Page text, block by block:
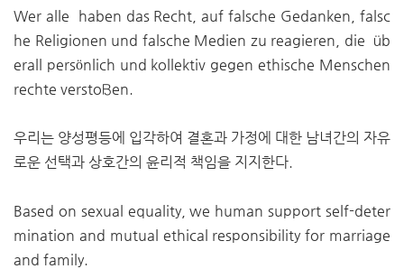
Wer alle haben das Recht, auf falsche Gedanken, falsc
he Religionen und falsche Medien zu reagieren, die üb
erall persönlich und kollektiv gegen ethische Menschen
rechte verstoßen.
우리는 양성평등에 입각하여 결혼과 가정에 대한 남녀간의 자유
로운 선택과 상호간의 윤리적 책임을 지지한다.
Based on sexual equality, we human support self-deter
mination and mutual ethical responsibility for marriage
and family.